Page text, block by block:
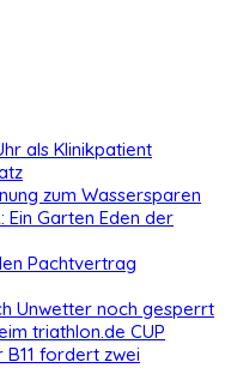
als Klinikpatient
zum Wassersparen
Garten Eden der
Pachtvertrag
Unwetter noch gesperrt
triathlon.de CUP
fordert zwei